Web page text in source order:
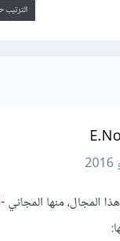
الترتيب
منها المجاني -